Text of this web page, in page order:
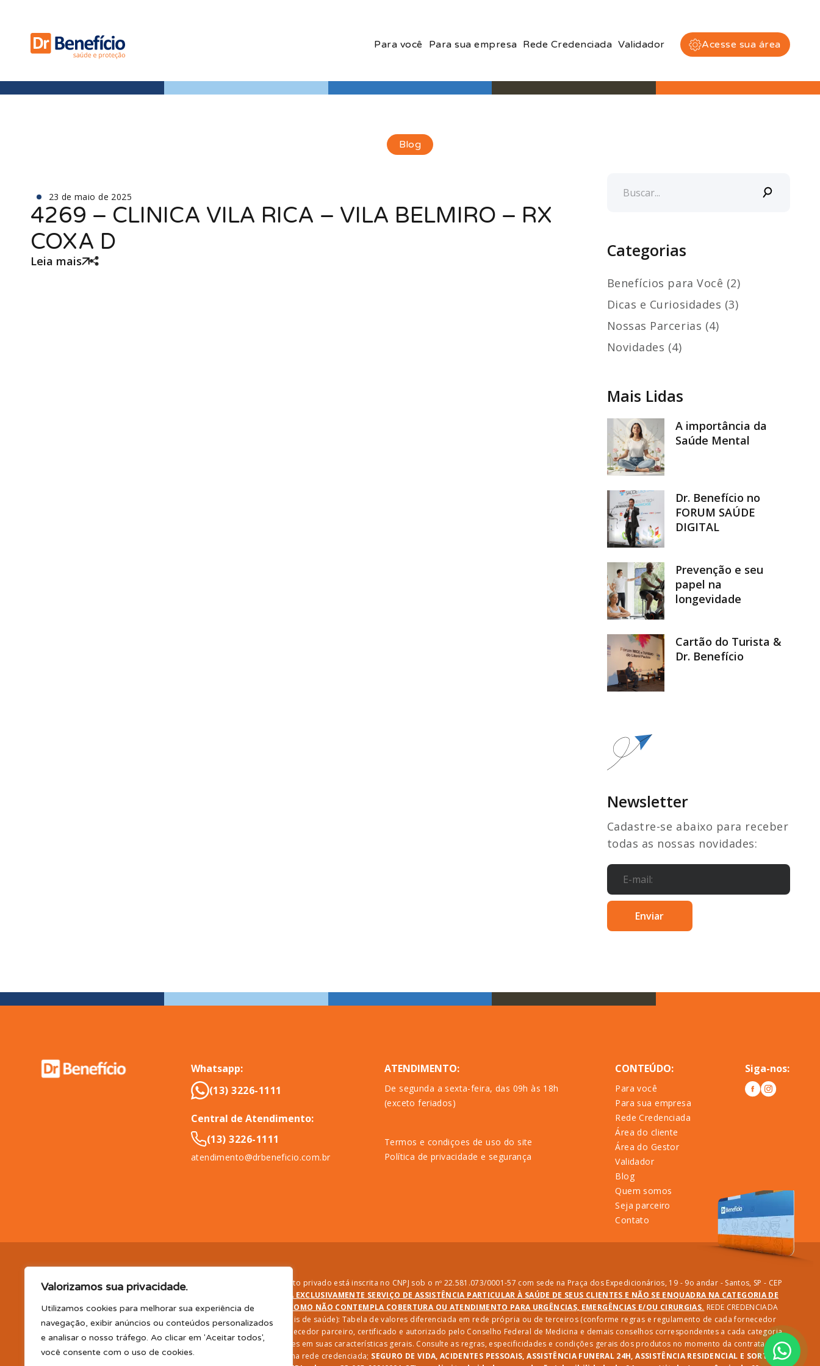
Valorizamos sua privacidade.
Utilizamos cookies para melhorar sua experiência de
navegação, exibir anúncios ou conteúdos personalizados
e analisar o nosso tráfego. Ao clicar em 'Aceitar todos',
você consente com o uso de cookies.
Para você Para sua empresa Rede Credenciada Validador Acesse sua área
Blog
23 de maio de 2025
4269 – CLINICA VILA RICA – VILA BELMIRO – RX
COXA D
Leia mais
Categorias
Benefícios para Você (2)
Dicas e Curiosidades (3)
Nossas Parcerias (4)
Novidades (4)
Mais Lidas
A importância da
Saúde Mental
Dr. Benefício no
FORUM SAÚDE
DIGITAL
Prevenção e seu
papel na
longevidade
Cartão do Turista &
Dr. Benefício
Newsletter
Cadastre-se abaixo para receber
todas as nossas novidades:
Whatsapp:
(13) 3226-1111
Central de Atendimento:
(13) 3226-1111
atendimento@drbeneficio.com.br
ATENDIMENTO:
De segunda a sexta-feira, das 09h às 18h
(exceto feriados)
Termos e condiçoes de uso do site
Política de privacidade e segurança
CONTEÚDO:
Para você
Para sua empresa
Rede Credenciada
Área do cliente
Área do Gestor
Validador
Blog
Quem somos
Seja parceiro
Contato
Siga-nos:
DR. BENEFÍCIO (InCompany Benefícios LTDA.), pessoa jurídica de direito privado está inscrita no CNPJ sob o nº 22.581.073/0001-57 com sede na Praça dos Expedicionários, 19 - 9o andar - Santos, SP - CEP
EM BENEFÍCIOS PARA SAÚDE, A DR. BENEFÍCIO PRESTA EXCLUSIVAMENTE SERVIÇO DE ASSISTÊNCIA PARTICULAR À SAÚDE DE SEUS CLIENTES E NÃO SE ENQUADRA NA CATEGORIA DE
PLANO DE SAÚDE E/OU ODONTOLÓGICO SUPLEMENTAR, ASSIM COMO NÃO CONTEMPLA COBERTURA OU ATENDIMENTO PARA URGÊNCIAS, EMERGÊNCIAS E/OU CIRURGIAS. REDE CREDENCIADA
(consultas, exames, tratamentos e demais serviços e/ou profissionais de saúde): Tabela de valores diferenciada em rede própria ou de terceiros (conforme regras e regulamento de cada fornecedor
parceiro); TELEMEDICINA e TELECONSULTA: Serviço realizado por fornecedor parceiro, certificado e autorizado pelo Conselho Federal de Medicina e demais conselhos correspondentes a cada categoria
profissional disponibilizada. Os planos oferecidos possuem variações em suas características gerais. Consulte as regras, especificidades e condições gerais dos produtos no momento da contratação.
CLUBE DR. BENEFÍCIO e FARMÁCIA: Desconto em produtos e serviços na rede credenciada; SEGURO DE VIDA, ACIDENTES PESSOAIS, ASSISTÊNCIA FUNERAL 24H, ASSISTÊNCIA RESIDENCIAL E SORTEIO: